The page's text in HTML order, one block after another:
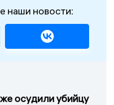
наши новости:
осудили убийцу